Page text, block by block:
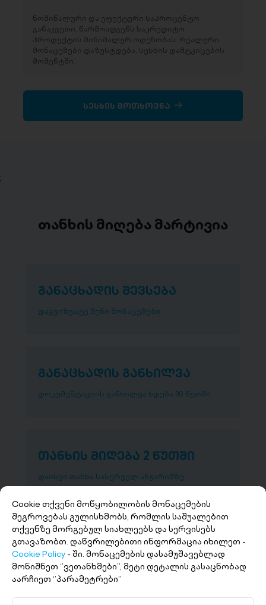
ნომინალური და ეფექტური საპროცენტო
განაკვეთი, წარმოადგენს საკრედიტო
პროდუქტის მინიმალურ ოდენობას. რეალური
მონაცემები დაზუსტდება, სესხის დამტკიცების
მომენტში.
სესხის მოთხოვნა
;
თანხის მიღება მარტივია
განაცხადის შევსება
დაგვიზუსტე შენი მონაცემები
განაცხადის განხილვა
დოკუმენტაციის განხილვა ხდება 30 წუთში
თანხის მიღება 2 წუთში
დაისვი თანხა სასურველ ანგარიშზე
Cookie თქვენი მოწყობილობის მონაცემების
შეგროვებას გულისხმობს, რომლის საშუალებით
თქვენზე მორგებულ სიახლეებს და სერვისებს
გთავაზობთ. დაწვრილებითი ინფორმაცია იხილეთ -
Cookie Policy - ში. მონაცემების დასამუშავებლად
მონიშნეთ ‘’ვეთანხმები’’, მეტი დეტალის გასაცნობად
აარჩიეთ ‘’პარამეტრები’’